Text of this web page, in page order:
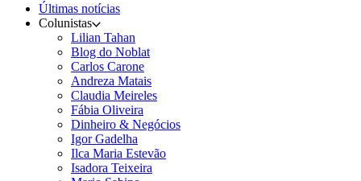
Últimas notícias
Colunistas
Lilian Tahan
Blog do Noblat
Carlos Carone
Andreza Matais
Claudia Meireles
Fábia Oliveira
Dinheiro & Negócios
Igor Gadelha
Ilca Maria Estevão
Isadora Teixeira